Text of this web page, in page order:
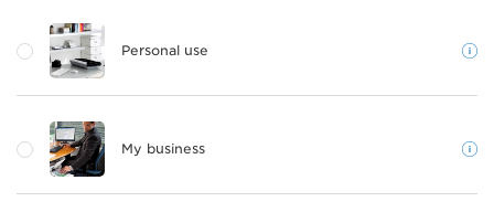
Personal use
My business